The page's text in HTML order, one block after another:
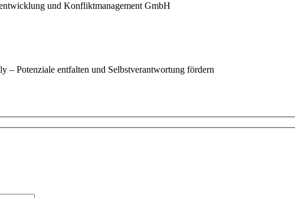
und Konfliktmanagement GmbH
Potenziale entfalten und Selbstverantwortung fördern